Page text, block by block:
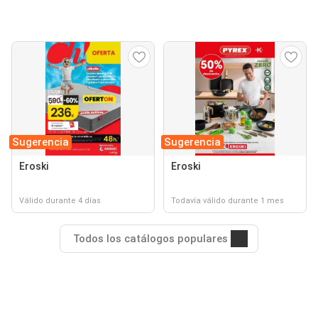
Sugerencia
Eroski
Válido durante 4 días
Sugerencia
Eroski
Todavía válido durante 1 mes
Todos los catálogos populares